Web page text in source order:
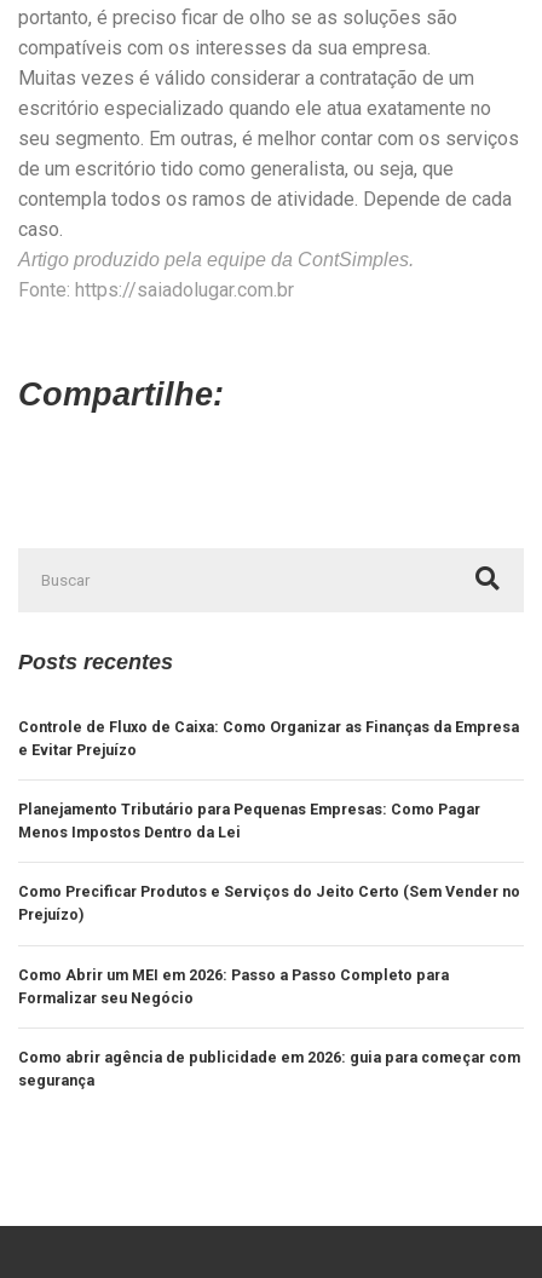
portanto, é preciso ficar de olho se as soluções são
compatíveis com os interesses da sua empresa.
Muitas vezes é válido considerar a contratação de um
escritório especializado quando ele atua exatamente no
seu segmento. Em outras, é melhor contar com os serviços
de um escritório tido como generalista, ou seja, que
contempla todos os ramos de atividade. Depende de cada
caso.
Artigo produzido pela equipe da ContSimples.
Fonte: https://saiadolugar.com.br
Compartilhe:
Posts recentes
Controle de Fluxo de Caixa: Como Organizar as Finanças da Empresa
e Evitar Prejuízo
Planejamento Tributário para Pequenas Empresas: Como Pagar
Menos Impostos Dentro da Lei
Como Precificar Produtos e Serviços do Jeito Certo (Sem Vender no
Prejuízo)
Como Abrir um MEI em 2026: Passo a Passo Completo para
Formalizar seu Negócio
Como abrir agência de publicidade em 2026: guia para começar com
segurança